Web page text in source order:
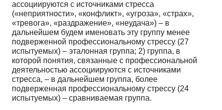
ассоциируются с источниками стресса
(«неприятности», «конфликт», «угроза», «страх»,
«тревога», «раздражение», «неудача») – в
дальнейшем будем именовать эту группу менее
подверженной профессиональному стрессу (27
испытуемых) – эталонная группа; 2) группа, в
которой понятия, связанные с профессиональной
деятельностью ассоциируются с источниками
стресса, – в дальнейшем группа, более
подверженная профессиональному стрессу (24
испытуемых) – сравниваемая группа.